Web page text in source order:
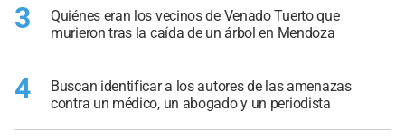
3
Quiénes eran los vecinos de Venado Tuerto que
murieron tras la caída de un árbol en Mendoza
4
Buscan identificar a los autores de las amenazas
contra un médico, un abogado y un periodista